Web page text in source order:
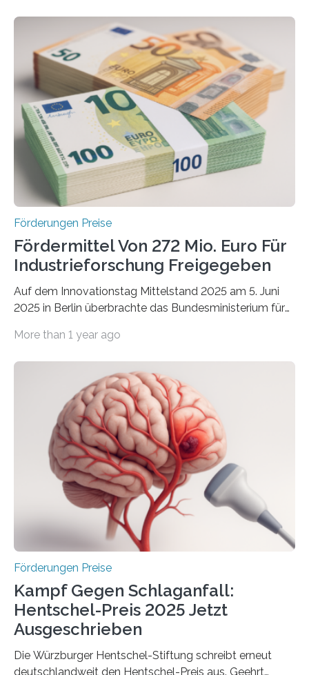
Förderungen Preise
Fördermittel Von 272 Mio. Euro Für
Industrieforschung Freigegeben
Auf dem Innovationstag Mittelstand 2025 am 5. Juni
2025 in Berlin überbrachte das Bundesministerium für
Überplanmäßige Verpflichtungsermächtigungen in
Woche vom Haushaltsausschuss freigegeben – unter
anderem zur Unterstützung der
Industrieforschungsprogramme Industrielle
Gemeinschaftsforschung (IGF), Zentrales
Innovationsprogramm Mittelstand (ZIM) und
Innovationskompetenz INNO-KOM. Auf dem
Innovationstag Mittelstand 2025 am 5. Juni 2025 in
Berlin überbrachte das Bundesministerium für
Wirtschaft und Energie eine gute Nachricht:
Überplanmäßige Verpflichtungsermächtigungen in
More than 1 year ago
Förderungen Preise
Kampf Gegen Schlaganfall:
Hentschel-Preis 2025 Jetzt
Ausgeschrieben
Die Würzburger Hentschel-Stiftung schreibt erneut
deutschlandweit den Hentschel-Preis aus. Geehrt